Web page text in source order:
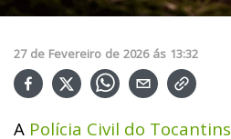
27 de Fevereiro de 2026 ás 13:32
A Polícia Civil do Tocantins